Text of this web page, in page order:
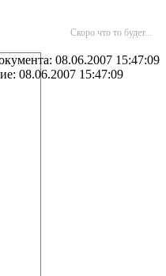
Скоро что то будет...
08.06.2007 15:47:09
08.06.2007 15:47:09